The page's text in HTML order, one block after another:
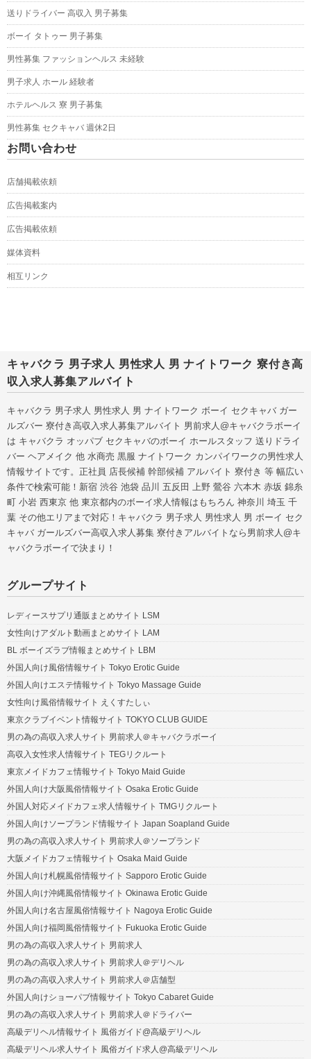
送りドライバー 高収入 男子募集
ボーイ タトゥー 男子募集
男性募集 ファッションヘルス 未経験
男子求人 ホール 経験者
ホテルヘルス 寮 男子募集
男性募集 セクキャバ 週休2日
お問い合わせ
店舗掲載依頼
広告掲載案内
広告掲載依頼
媒体資料
相互リンク
キャバクラ 男子求人 男性求人 男 ナイトワーク 寮付き高
収入求人募集アルバイト
キャバクラ 男子求人 男性求人 男 ナイトワーク ボーイ セクキャバ ガー
ルズバー 寮付き高収入求人募集アルバイト 男前求人@キャバクラボーイ
は キャバクラ オッパブ セクキャバのボーイ ホールスタッフ 送りドライ
バー ヘアメイク 他 水商売 黒服 ナイトワーク カンパイワークの男性求人
情報サイトです。正社員 店長候補 幹部候補 アルバイト 寮付き 等 幅広い
条件で検索可能！新宿 渋谷 池袋 品川 五反田 上野 鶯谷 六本木 赤坂 錦糸
町 小岩 西東京 他 東京都内のボーイ求人情報はもちろん 神奈川 埼玉 千
葉 その他エリアまで対応！キャバクラ 男子求人 男性求人 男 ボーイ セク
キャバ ガールズバー高収入求人募集 寮付きアルバイトなら男前求人@キ
ャバクラボーイで決まり！
グループサイト
レディースサプリ通販まとめサイト LSM
女性向けアダルト動画まとめサイト LAM
BL ボーイズラブ情報まとめサイト LBM
外国人向け風俗情報サイト Tokyo Erotic Guide
外国人向けエステ情報サイト Tokyo Massage Guide
女性向け風俗情報サイト えくすたしぃ
東京クラブイベント情報サイト TOKYO CLUB GUIDE
男の為の高収入求人サイト 男前求人＠キャバクラボーイ
高収入女性求人情報サイト TEGリクルート
東京メイドカフェ情報サイト Tokyo Maid Guide
外国人向け大阪風俗情報サイト Osaka Erotic Guide
外国人対応メイドカフェ求人情報サイト TMGリクルート
外国人向けソープランド情報サイト Japan Soapland Guide
男の為の高収入求人サイト 男前求人＠ソープランド
大阪メイドカフェ情報サイト Osaka Maid Guide
外国人向け札幌風俗情報サイト Sapporo Erotic Guide
外国人向け沖縄風俗情報サイト Okinawa Erotic Guide
外国人向け名古屋風俗情報サイト Nagoya Erotic Guide
外国人向け福岡風俗情報サイト Fukuoka Erotic Guide
男の為の高収入求人サイト 男前求人
男の為の高収入求人サイト 男前求人＠デリヘル
男の為の高収入求人サイト 男前求人＠店舗型
外国人向けショーパブ情報サイト Tokyo Cabaret Guide
男の為の高収入求人サイト 男前求人＠ドライバー
高級デリヘル情報サイト 風俗ガイド@高級デリヘル
高級デリヘル求人サイト 風俗ガイド求人@高級デリヘル